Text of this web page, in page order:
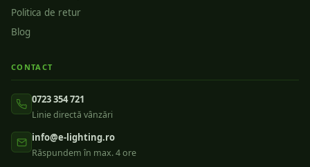
Politica de retur
Blog
CONTACT
0723 354 721
Linie directă vânzări
info@e-lighting.ro
Răspundem în max. 4 ore